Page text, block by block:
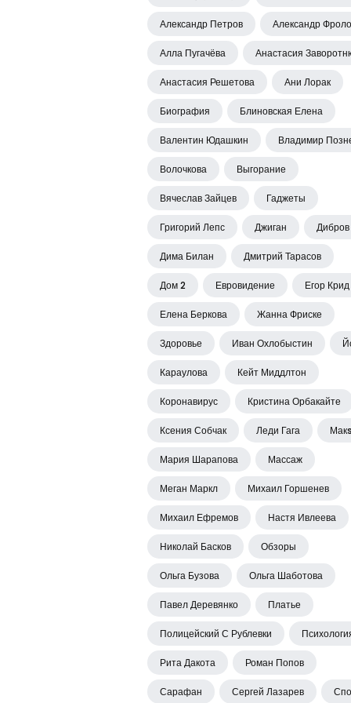
Александр Петров Александр
Алла Пугачёва Анастасия
Анастасия Решетова Ани Лорак
Биография Блиновская Елена
Валентин Юдашкин Владимир
Волочкова Выгорание
Вячеслав Зайцев Гаджеты
Григорий Лепс Джиган Дибров
Дима Билан Дмитрий Тарасов
Дом 2 Евровидение Егор Крид
Елена Беркова Жанна Фриске
Здоровье Иван Охлобыстин
Караулова Кейт Миддлтон
Коронавирус Кристина Орбакайте
Ксения Собчак Леди Гага
Мария Шарапова Массаж
Меган Маркл Михаил Горшенев
Михаил Ефремов Настя Ивлеева
Николай Басков Обзоры
Ольга Бузова Ольга Шаботова
Павел Деревянко Платье
Полицейский С Рублевки
Рита Дакота Роман Попов
Сарафан Сергей Лазарев